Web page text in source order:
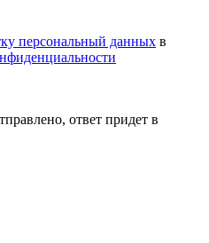
персональный данных в
ответ придет в